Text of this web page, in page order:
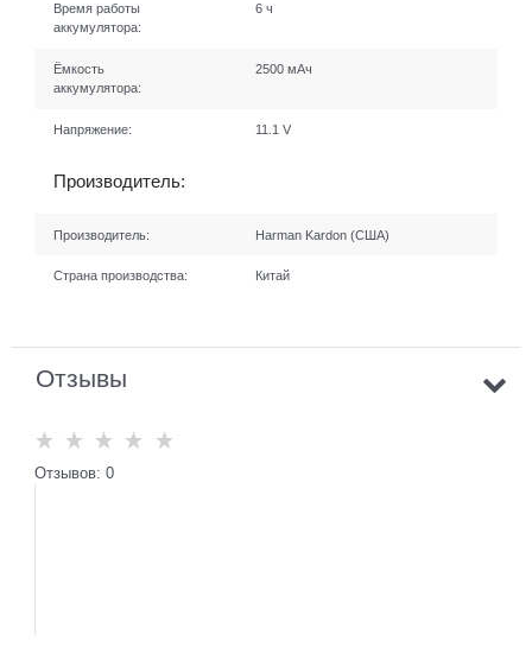
Время работы
аккумулятора:
6 ч
Ёмкость
аккумулятора:
2500 мАч
Напряжение: 11.1 V
Производитель:
Производитель: Harman Kardon (США)
Страна производства: Китай
Отзывы
Отзывов: 0